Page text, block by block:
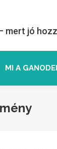
mert jó
MI A